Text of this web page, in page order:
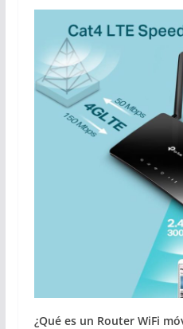
¿Qué es un Router WiFi